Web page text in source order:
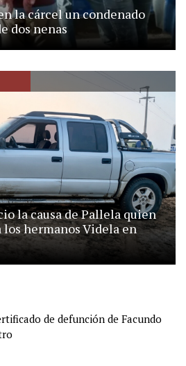
la cárcel un condenado
dos nenas
la causa de Pallela quien
hermanos Videla en
de defunción de Facundo